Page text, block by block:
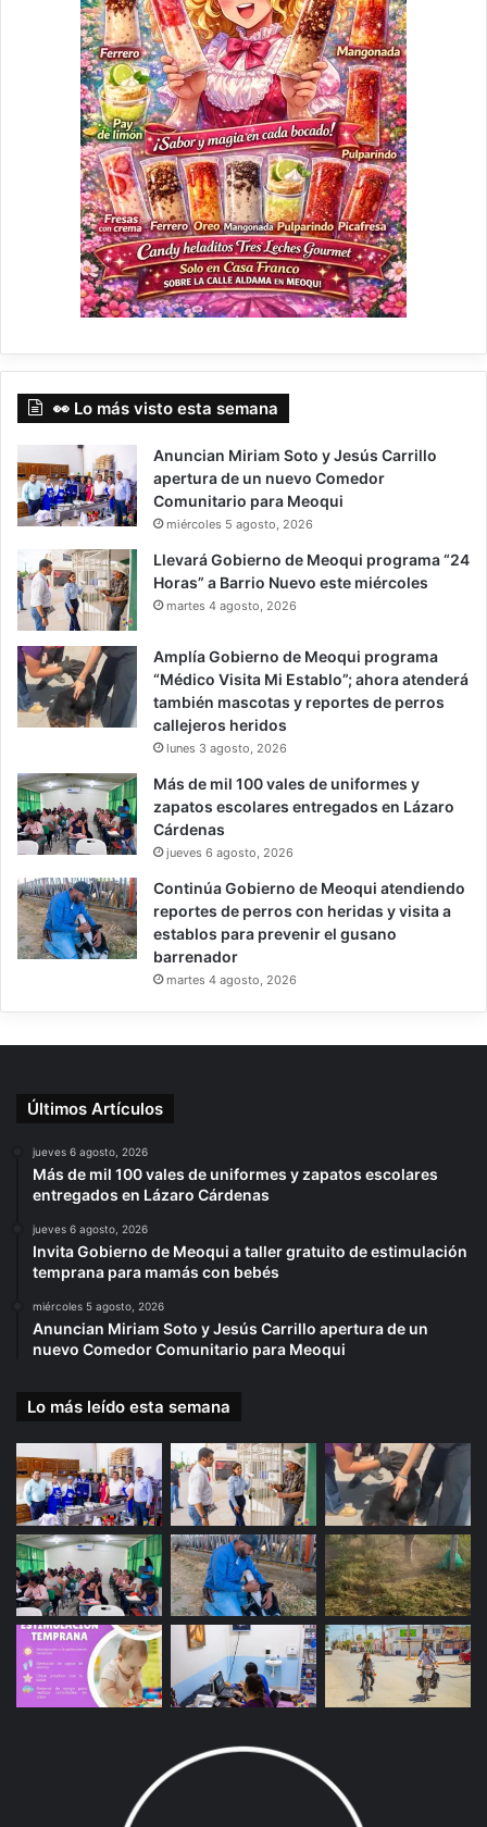
👀 Lo más visto esta semana
Anuncian Miriam Soto y Jesús Carrillo
apertura de un nuevo Comedor
Comunitario para Meoqui
miércoles 5 agosto, 2026
Llevará Gobierno de Meoqui programa “24
Horas” a Barrio Nuevo este miércoles
martes 4 agosto, 2026
Amplía Gobierno de Meoqui programa
“Médico Visita Mi Establo”; ahora atenderá
también mascotas y reportes de perros
callejeros heridos
lunes 3 agosto, 2026
Más de mil 100 vales de uniformes y
zapatos escolares entregados en Lázaro
Cárdenas
jueves 6 agosto, 2026
Continúa Gobierno de Meoqui atendiendo
reportes de perros con heridas y visita a
establos para prevenir el gusano
barrenador
martes 4 agosto, 2026
Últimos Artículos
jueves 6 agosto, 2026
Más de mil 100 vales de uniformes y zapatos escolares
entregados en Lázaro Cárdenas
jueves 6 agosto, 2026
Invita Gobierno de Meoqui a taller gratuito de estimulación
temprana para mamás con bebés
miércoles 5 agosto, 2026
Anuncian Miriam Soto y Jesús Carrillo apertura de un
nuevo Comedor Comunitario para Meoqui
Lo más leído esta semana